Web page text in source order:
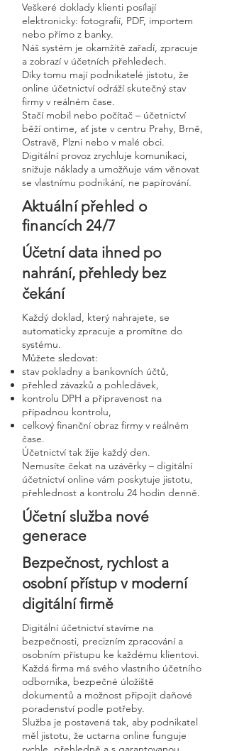
Veškeré doklady klienti posílají
elektronicky: fotografií, PDF, importem
nebo přímo z banky.
Náš systém je okamžitě zařadí, zpracuje
a zobrazí v účetních přehledech.
Díky tomu mají podnikatelé jistotu, že
online účetnictví odráží skutečný stav
firmy v reálném čase.
Stačí mobil nebo počítač – účetnictví
běží ontime, ať jste v centru Prahy, Brně,
Ostravě, Plzni nebo v malé obci.
Digitální provoz zrychluje komunikaci,
snižuje náklady a umožňuje vám věnovat
se vlastnímu podnikání, ne papírování.
Aktuální přehled o
financích 24/7
Účetní data ihned po
nahrání, přehledy bez
čekání
Každý doklad, který nahrajete, se
automaticky zpracuje a promítne do
systému.
Můžete sledovat:
stav pokladny a bankovních účtů,
přehled závazků a pohledávek,
kontrolu DPH a připravenost na
případnou kontrolu,
celkový finanční obraz firmy v reálném
čase.
Účetnictví tak žije každý den.
Nemusíte čekat na uzávěrky – digitální
účetnictví online vám poskytuje jistotu,
přehlednost a kontrolu 24 hodin denně.
Účetní služba nové
generace
Bezpečnost, rychlost a
osobní přístup v moderní
digitální firmě
Digitální účetnictví stavíme na
bezpečnosti, precizním zpracování a
osobním přístupu ke každému klientovi.
Každá firma má svého vlastního účetního
odborníka, bezpečné úložiště
dokumentů a možnost připojit daňové
poradenství podle potřeby.
Služba je postavená tak, aby podnikatel
měl jistotu, že uctarna online funguje